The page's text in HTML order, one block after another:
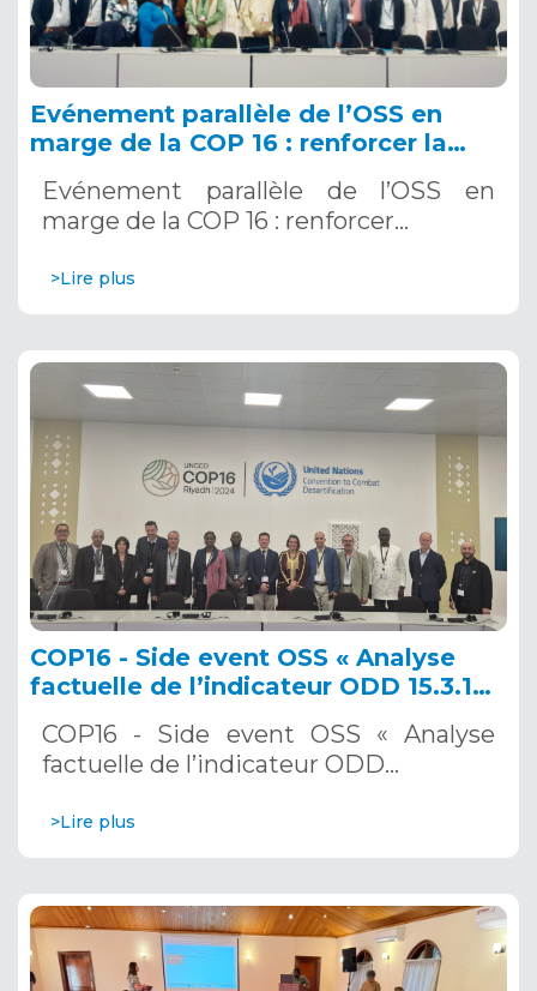
Evénement parallèle de l’OSS en
marge de la COP 16 : renforcer la
Systèmes d’Alerte Précoce
Multirisques. 12 décembre 2024
Evénement parallèle de l’OSS en
marge de la COP 16 : renforcer…
>Lire plus
COP16 - Side event OSS « Analyse
factuelle de l’indicateur ODD 15.3.1
innovants pour le suivi et
l’établissement de rapports sur la
décembre 2024
COP16 - Side event OSS « Analyse
factuelle de l’indicateur ODD…
>Lire plus